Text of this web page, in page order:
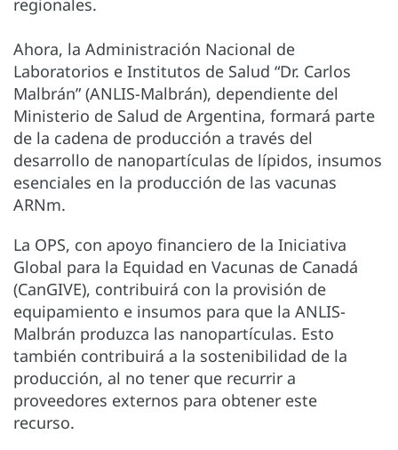
Ahora, la Administración Nacional de
Laboratorios e Institutos de Salud “Dr. Carlos
Malbrán” (ANLIS-Malbrán), dependiente del
Ministerio de Salud de Argentina, formará parte
de la cadena de producción a través del
desarrollo de nanopartículas de lípidos, insumos
esenciales en la producción de las vacunas
ARNm.
La OPS, con apoyo financiero de la Iniciativa
Global para la Equidad en Vacunas de Canadá
(CanGIVE), contribuirá con la provisión de
equipamiento e insumos para que la ANLIS-
Malbrán produzca las nanopartículas. Esto
también contribuirá a la sostenibilidad de la
producción, al no tener que recurrir a
proveedores externos para obtener este
recurso.